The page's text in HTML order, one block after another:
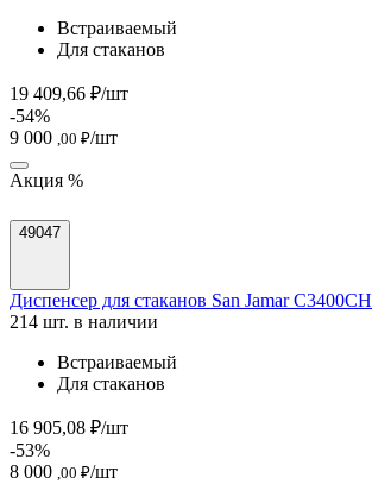
Встраиваемый
Для стаканов
19 409,66 ₽/шт
-54%
9 000 ,00 ₽/шт
Акция %
49047
Диспенсер для стаканов San Jamar C3400CH
214 шт. в наличии
Встраиваемый
Для стаканов
16 905,08 ₽/шт
-53%
8 000 ,00 ₽/шт